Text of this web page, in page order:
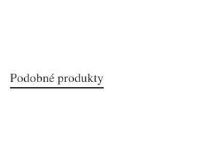
Podobné produkty